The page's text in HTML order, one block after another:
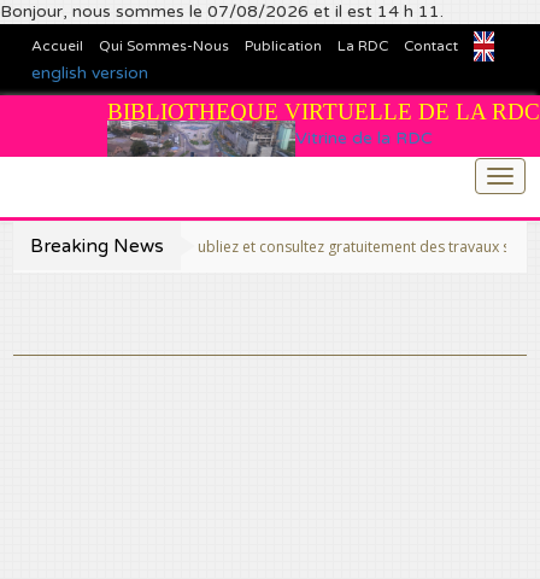
Bonjour, nous sommes le 07/08/2026 et il est 14 h 11.
Accueil Qui Sommes-Nous Publication La RDC Contact
english version
Vitrine de la RDC
BIBLIOTHEQUE VIRTUELLE DE LA RDC
Breaking News>>Publiez et consultez gratuitement des travaux